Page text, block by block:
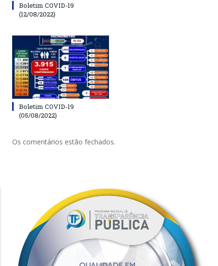
Boletim COVID-19
(12/08/2022)
Boletim COVID-19
(05/08/2022)
Os comentários estão fechados.